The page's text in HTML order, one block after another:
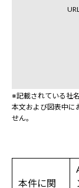
※記載されている社
本文および図表中に
せん。
本件に関